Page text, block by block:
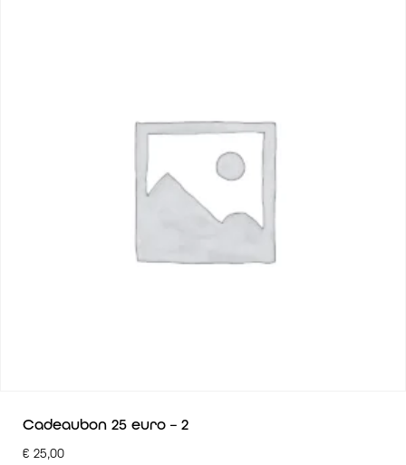
Cadeaubon 25 euro – 2
€ 25,00